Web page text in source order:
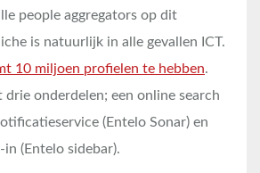
people aggregators op dit
is natuurlijk in alle gevallen ICT.
10 miljoen profielen te hebben.
drie onderdelen; een online search
(Entelo Sonar) en
(Entelo sidebar).